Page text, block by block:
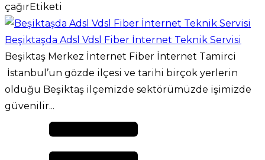
çağırEtiketi
Beşiktaşda Adsl Vdsl Fiber İnternet Teknik Servisi
Beşiktaş Merkez İnternet Fiber İnternet Tamirci
İstanbul’un gözde ilçesi ve tarihi birçok yerlerin
olduğu Beşiktaş ilçemizde sektörümüzde işimizde
güvenilir...